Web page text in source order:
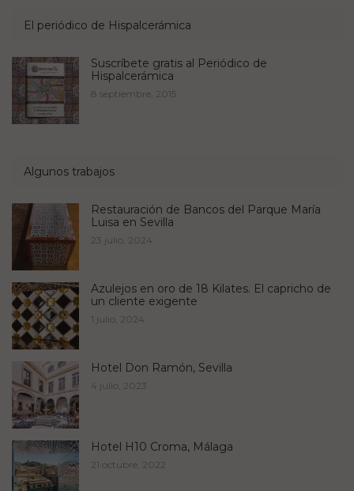
El periódico de Hispalcerámica
Suscríbete gratis al Periódico de
Hispalcerámica
8 septiembre, 2015
Algunos trabajos
Restauración de Bancos del Parque María
Luisa en Sevilla
23 julio, 2024
Azulejos en oro de 18 Kilates. El capricho de
un cliente exigente
1 julio, 2024
Hotel Don Ramón, Sevilla
4 julio, 2023
Hotel H10 Croma, Málaga
21 octubre, 2022